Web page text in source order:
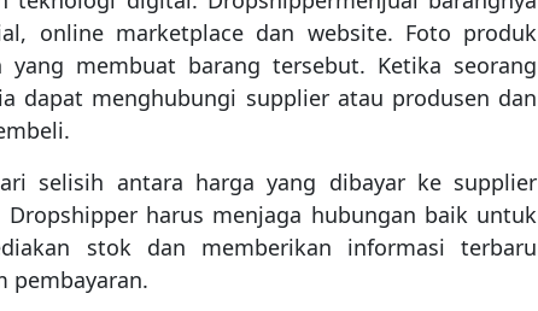
online marketplace dan website. Foto produk
yang membuat barang tersebut. Ketika seorang
dapat menghubungi supplier atau produsen dan
selisih antara harga yang dibayar ke supplier
harus menjaga hubungan baik untuk
stok dan memberikan informasi terbaru
pembayaran.